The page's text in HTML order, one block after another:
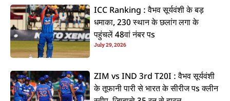
ICC Ranking : वैभव सूर्यवंशी के बड़
धमाका, 230 स्थान के छलांग लगा के
पहुंचलें 48वां नंबर पs
July 29, 2026
ZIM vs IND 3rd T20I : वैभव सूर्यवंशी
के तूफानी पारी से भारत के सीरीज पs क्लीन